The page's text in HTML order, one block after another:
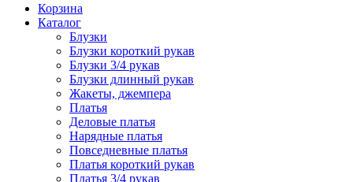
Корзина
Каталог
Блузки
Блузки короткий рукав
Блузки 3/4 рукав
Блузки длинный рукав
Жакеты, джемпера
Платья
Деловые платья
Нарядные платья
Повседневные платья
Платья короткий рукав
Платья 3/4 рукав